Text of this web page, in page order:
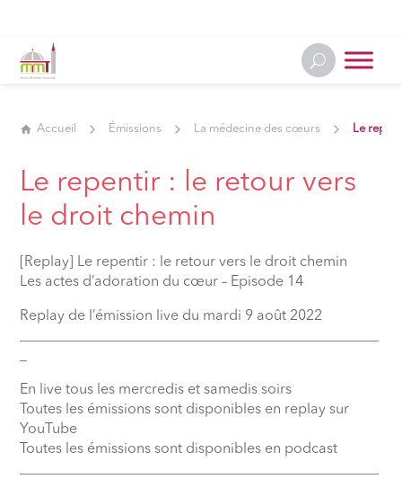
Accueil Émissions La médecine des cœurs Le
Le repentir : le retour vers
le droit chemin
[Replay] Le repentir : le retour vers le droit chemin
Les actes d’adoration du cœur – Episode 14
Replay de l’émission live du mardi 9 août 2022
En live tous les mercredis et samedis soirs
Toutes les émissions sont disponibles en replay sur
YouTube
Toutes les émissions sont disponibles en podcast